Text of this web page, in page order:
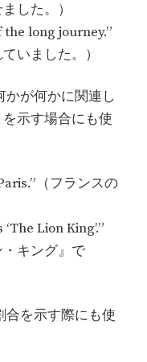
した。）
the long journey.”
いました。）
かが何かに関連し
示す場合にも使
（フランスの
Lion King’.”
・キング』で
合を示す際にも使